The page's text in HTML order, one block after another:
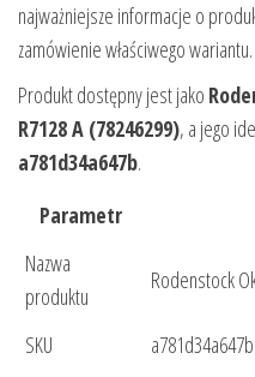
najważniejsze informacje o
zamówienie właściwego wariantu.
Produkt dostępny jest jako
R7128 A (78246299), a jego
a781d34a647b.
Parametr
Nazwa
produktu
Rodenstock
SKU
a781d34a647b